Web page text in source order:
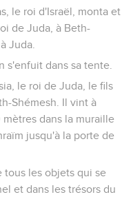
le roi d'Israël, monta et
de Juda, à Beth-
Juda.
s'enfuit dans sa tente.
le roi de Juda, le fils
Shémesh. Il vint à
dans la muraille
jusqu'à la porte de
tous les objets qui se
et dans les trésors du